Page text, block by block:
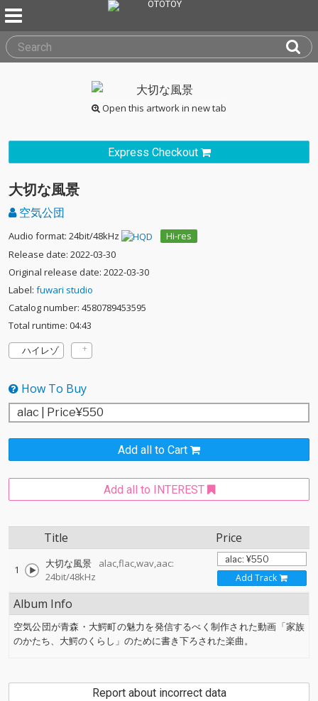
Open this artwork in new tab
Express Checkout
大切な風景
空気公団
Audio format: 24bit/48kHz
Hi-res
Release date: 2022-03-30
Original release date: 2022-03-30
Label: fuwari studio
Catalog number: 4580789453595
Total runtime: 04:43
ハイレゾ
How To Buy
Add all to Cart
Add all to INTEREST
Title Price
1 大切な風景
alac,flac,wav,aac:
24bit/48kHz
Add Track
Album Info
空気公団が青森・大鰐町の魅力を発信するべく制作された動画「家族
のかたち、大鰐のくらし」のために書き下ろされた楽曲。
Report about incorrect data